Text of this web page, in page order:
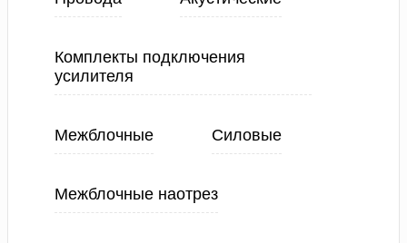
Комплекты подключения
усилителя
Межблочные Силовые
Межблочные наотрез